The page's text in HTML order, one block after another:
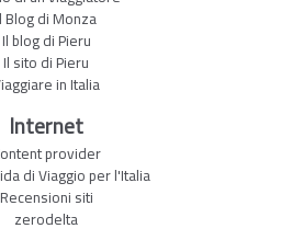
Blog di Monza
Il blog di Pieru
Il sito di Pieru
in Italia
Internet
provider
di Viaggio per l'Italia
Recensioni siti
zerodelta